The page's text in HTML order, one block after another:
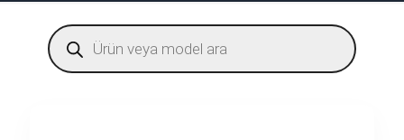
Products
search